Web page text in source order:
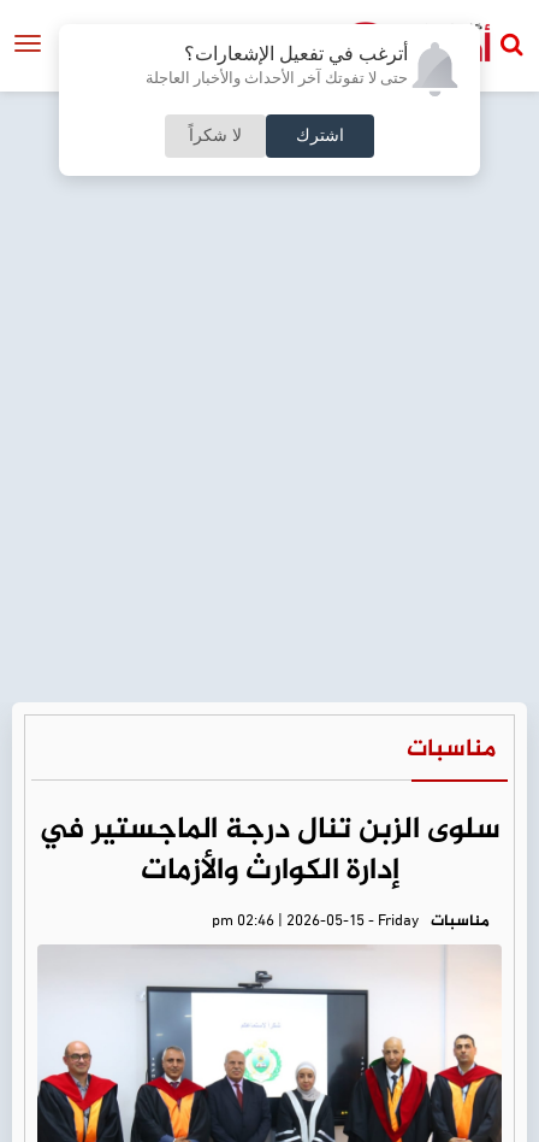
أترغب في تفعيل الإشعارات؟
حتى لا تفوتك آخر الأحداث والأخبار العاجلة
اشترك لا شكراً
مناسبات
سلوى الزبن تنال درجة الماجستير في
إدارة الكوارث والأزمات
مناسبات pm 02:46 | 2026-05-15 - Friday